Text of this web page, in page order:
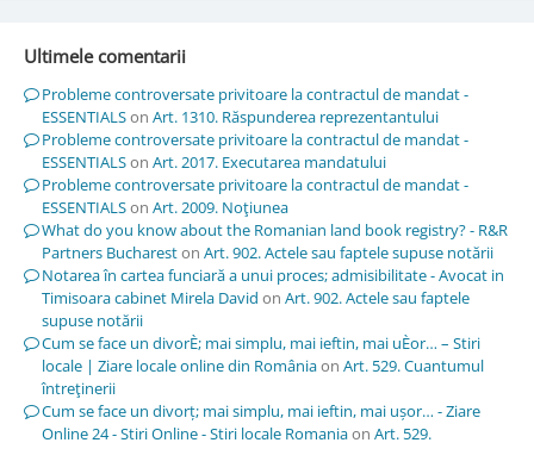
Ultimele comentarii
Probleme controversate privitoare la contractul de mandat -
ESSENTIALSon Art. 1310. Răspunderea reprezentantului
Probleme controversate privitoare la contractul de mandat -
ESSENTIALSon Art. 2017. Executarea mandatului
Probleme controversate privitoare la contractul de mandat -
ESSENTIALSon Art. 2009. Noţiunea
What do you know about the Romanian land book registry? - R&R
Partners Buchareston Art. 902. Actele sau faptele supuse notării
Notarea în cartea funciară a unui proces; admisibilitate - Avocat in
Timisoara cabinet Mirela David on Art. 902. Actele sau faptele
supuse notării
Cum se face un divorÈ; mai simplu, mai ieftin, mai uÈor… – Stiri
locale | Ziare locale online din Româniaon Art. 529. Cuantumul
întreţinerii
Cum se face un divorț; mai simplu, mai ieftin, mai ușor… - Ziare
Online 24 - Stiri Online - Stiri locale Romaniaon Art. 529.